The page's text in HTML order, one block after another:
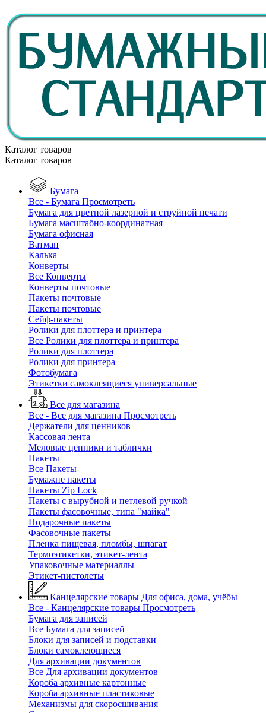
Каталог товаров
Каталог товаров
Бумага
Все - Бумага Просмотреть
Бумага для цветной лазерной и струйной печати
Бумага масштабно-координатная
Бумага офисная
Ватман
Калька
Конверты
Все Конверты
Конверты почтовые
Пакеты почтовые
Пакеты почтовые
Сейф-пакеты
Ролики для плоттера и принтера
Все Ролики для плоттера и принтера
Ролики для плоттера
Ролики для принтера
Фотобумага
Этикетки самоклеящиеся универсальные
Все для магазина
Все - Все для магазина Просмотреть
Держатели для ценников
Кассовая лента
Меловые ценники и таблички
Пакеты
Все Пакеты
Бумажне пакеты
Пакеты Zip Lock
Пакеты с вырубной и петлевой ручкой
Пакеты фасовочные, типа "майка"
Подарочные пакеты
Фасовочные пакеты
Пленка пищевая, пломбы, шпагат
Термоэтикетки, этикет-лента
Упаковочные материаллы
Этикет-пистолеты
Канцелярские товары Для офиса, дома, учёбы
Все - Канцелярские товары Просмотреть
Бумага для записей
Все Бумага для записей
Блоки для записей и подставки
Блоки самоклеющиеся
Для архивации документов
Все Для архивации документов
Короба архивные картонные
Короба архивные пластиковые
Механизмы для скоросшивания